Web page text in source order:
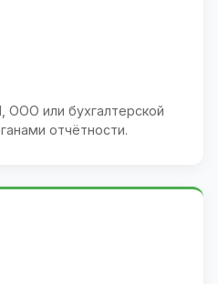
ООО или бухгалтерской
отчётности.